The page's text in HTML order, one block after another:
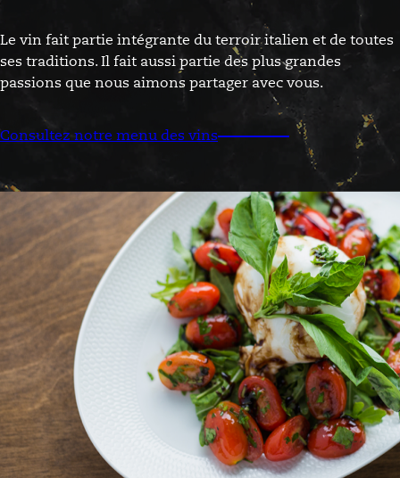
Le vin fait partie intégrante du terroir italien et de toutes
ses traditions. Il fait aussi partie des plus grandes
passions que nous aimons partager avec vous.
Consultez notre menu des vins